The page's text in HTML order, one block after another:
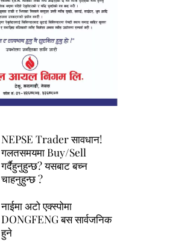
NEPSE Trader सावधान!
गलतसमयमा Buy/Sell
गर्दैहुनुहुन्छ? यसबाट बच्न
चाहनुहुन्छ ?
नाईमा अटो एक्स्पोमा
DONGFENG बस सार्वजनिक
हुने